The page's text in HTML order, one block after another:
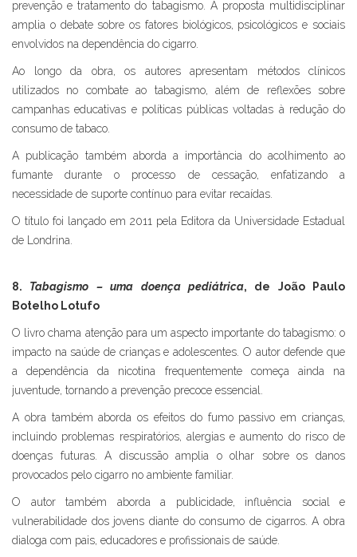
prevenção e tratamento do tabagismo. A proposta multidisciplinar
amplia o debate sobre os fatores biológicos, psicológicos e sociais
envolvidos na dependência do cigarro.
Ao longo da obra, os autores apresentam métodos clínicos
utilizados no combate ao tabagismo, além de reflexões sobre
campanhas educativas e políticas públicas voltadas à redução do
consumo de tabaco.
A publicação também aborda a importância do acolhimento ao
fumante durante o processo de cessação, enfatizando a
necessidade de suporte contínuo para evitar recaídas.
O título foi lançado em 2011 pela Editora da Universidade Estadual
de Londrina.
8. Tabagismo – uma doença pediátrica, de João Paulo
Botelho Lotufo
O livro chama atenção para um aspecto importante do tabagismo: o
impacto na saúde de crianças e adolescentes. O autor defende que
a dependência da nicotina frequentemente começa ainda na
juventude, tornando a prevenção precoce essencial.
A obra também aborda os efeitos do fumo passivo em crianças,
incluindo problemas respiratórios, alergias e aumento do risco de
doenças futuras. A discussão amplia o olhar sobre os danos
provocados pelo cigarro no ambiente familiar.
O autor também aborda a publicidade, influência social e
vulnerabilidade dos jovens diante do consumo de cigarros. A obra
dialoga com pais, educadores e profissionais de saúde.